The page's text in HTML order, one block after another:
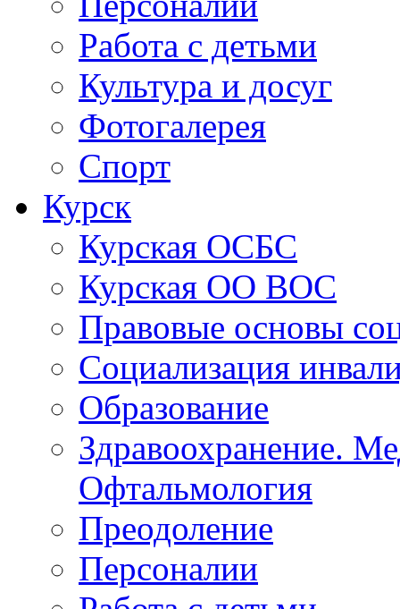
Работа с детьми
Культура и досуг
Фотогалерея
Спорт
Курск
Курская ОСБС
Курская ОО ВОС
Правовые основы
Социализация
Образование
Здравоохранение.
Офтальмология
Преодоление
Персоналии